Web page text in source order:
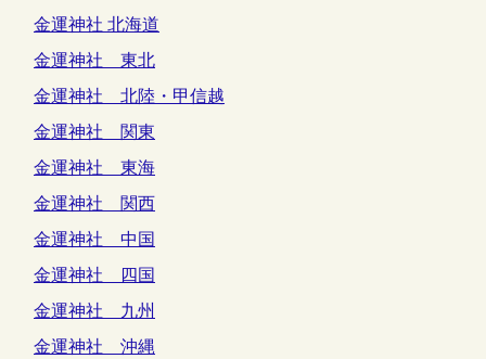
金運神社 北海道
金運神社 東北
金運神社 北陸・甲信越
金運神社 関東
金運神社 東海
金運神社 関西
金運神社 中国
金運神社 四国
金運神社 九州
金運神社 沖縄